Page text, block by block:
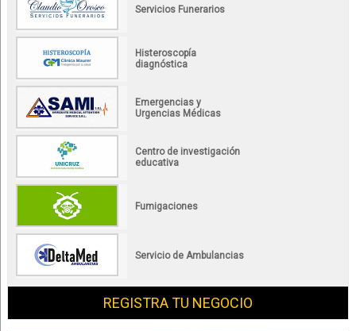
Servicios Funerarios
Histeroscopía
diagnóstica
Emergencias y
Urgencias Médicas
Centro de investigación
educativa
Fumigaciones
Servicio de Ambulancias
REGISTRA TU NEGOCIO